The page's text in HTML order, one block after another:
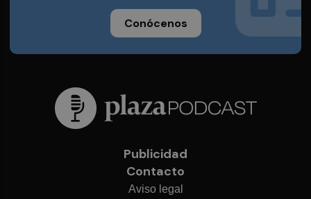
Conócenos
Publicidad
Contacto
Aviso legal